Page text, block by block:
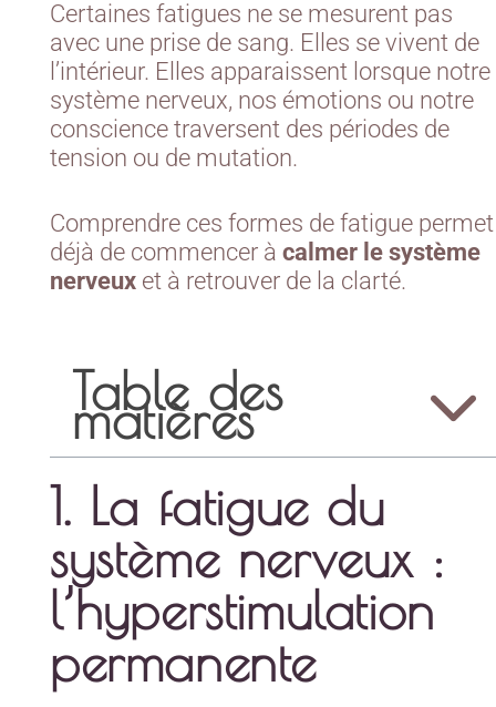
Certaines fatigues ne se mesurent pas
avec une prise de sang. Elles se vivent de
l’intérieur. Elles apparaissent lorsque notre
système nerveux, nos émotions ou notre
conscience traversent des périodes de
tension ou de mutation.
Comprendre ces formes de fatigue permet
déjà de commencer à calmer le système
nerveux et à retrouver de la clarté.
Table des
matières
1. La fatigue du
système nerveux :
l’hyperstimulation
permanente